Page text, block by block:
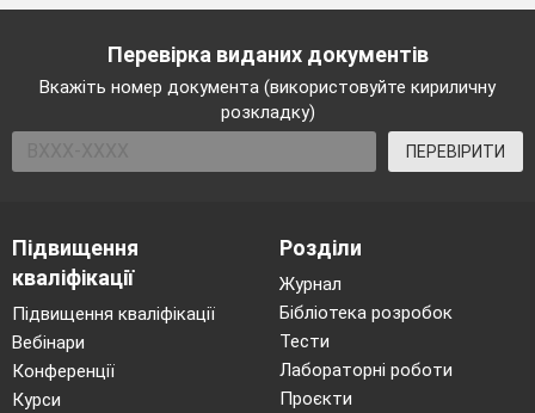
Перевірка виданих документів
Вкажіть номер документа (використовуйте кириличну
розкладку)
ПЕРЕВІРИТИ
Підвищення
кваліфікації
Підвищення кваліфікації
Вебінари
Конференції
Курси
Розділи
Журнал
Бібліотека розробок
Тести
Лабораторні роботи
Проєкти